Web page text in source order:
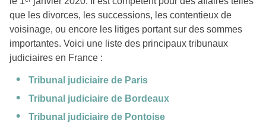
que les divorces, les successions, les contentieux de
voisinage, ou encore les litiges portant sur des sommes
importantes. Voici une liste des principaux tribunaux
judiciaires en France :
Tribunal judiciaire de Paris
Tribunal judiciaire de Bordeaux
Tribunal judiciaire de Pontoise